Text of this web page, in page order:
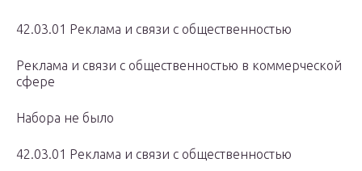
42.03.01 Реклама и связи с общественностью
Реклама и связи с общественностью в коммерческой
сфере
Набора не было
42.03.01 Реклама и связи с общественностью